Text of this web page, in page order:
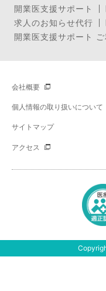
開業医支援サポート
求人のお知らせ代行
開業医支援サポート
会社概要
個人情報の取り扱いについて
サイトマップ
アクセス